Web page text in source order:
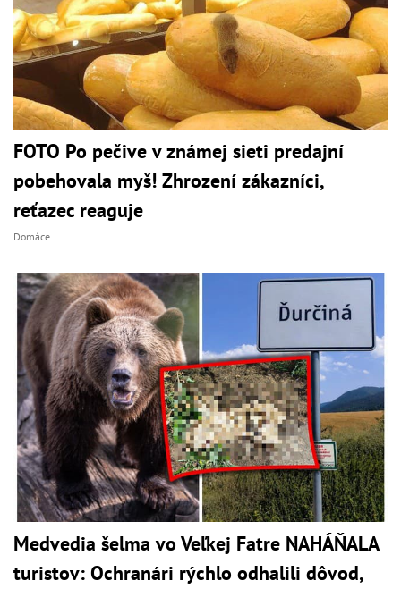
FOTO Po pečive v známej sieti predajní
pobehovala myš! Zhrození zákazníci,
reťazec reaguje
Domáce
Medvedia šelma vo Veľkej Fatre NAHÁŇALA
turistov: Ochranári rýchlo odhalili dôvod,